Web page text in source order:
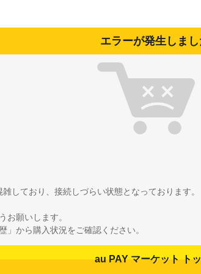
エラーが発生しまし
しており、接続しづらい状態となっております。
お願いします。
」から購入状況をご確認ください。
au PAY マーケット ト